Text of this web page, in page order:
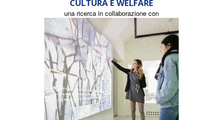
CULTURA E WELFARE
una ricerca in collaborazione con